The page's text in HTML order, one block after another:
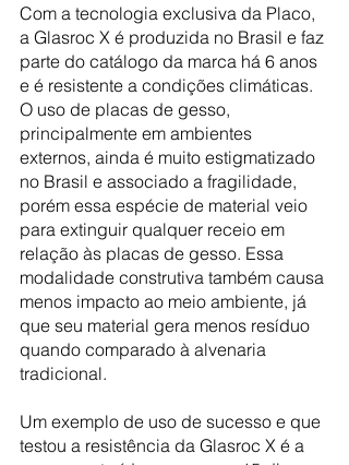
Com a tecnologia exclusiva da Placo,
a Glasroc X é produzida no Brasil e faz
parte do catálogo da marca há 6 anos
e é resistente a condições climáticas.
O uso de placas de gesso,
principalmente em ambientes
externos, ainda é muito estigmatizado
no Brasil e associado a fragilidade,
porém essa espécie de material veio
para extinguir qualquer receio em
relação às placas de gesso. Essa
modalidade construtiva também causa
menos impacto ao meio ambiente, já
que seu material gera menos resíduo
quando comparado à alvenaria
tradicional.
Um exemplo de uso de sucesso e que
testou a resistência da Glasroc X é a